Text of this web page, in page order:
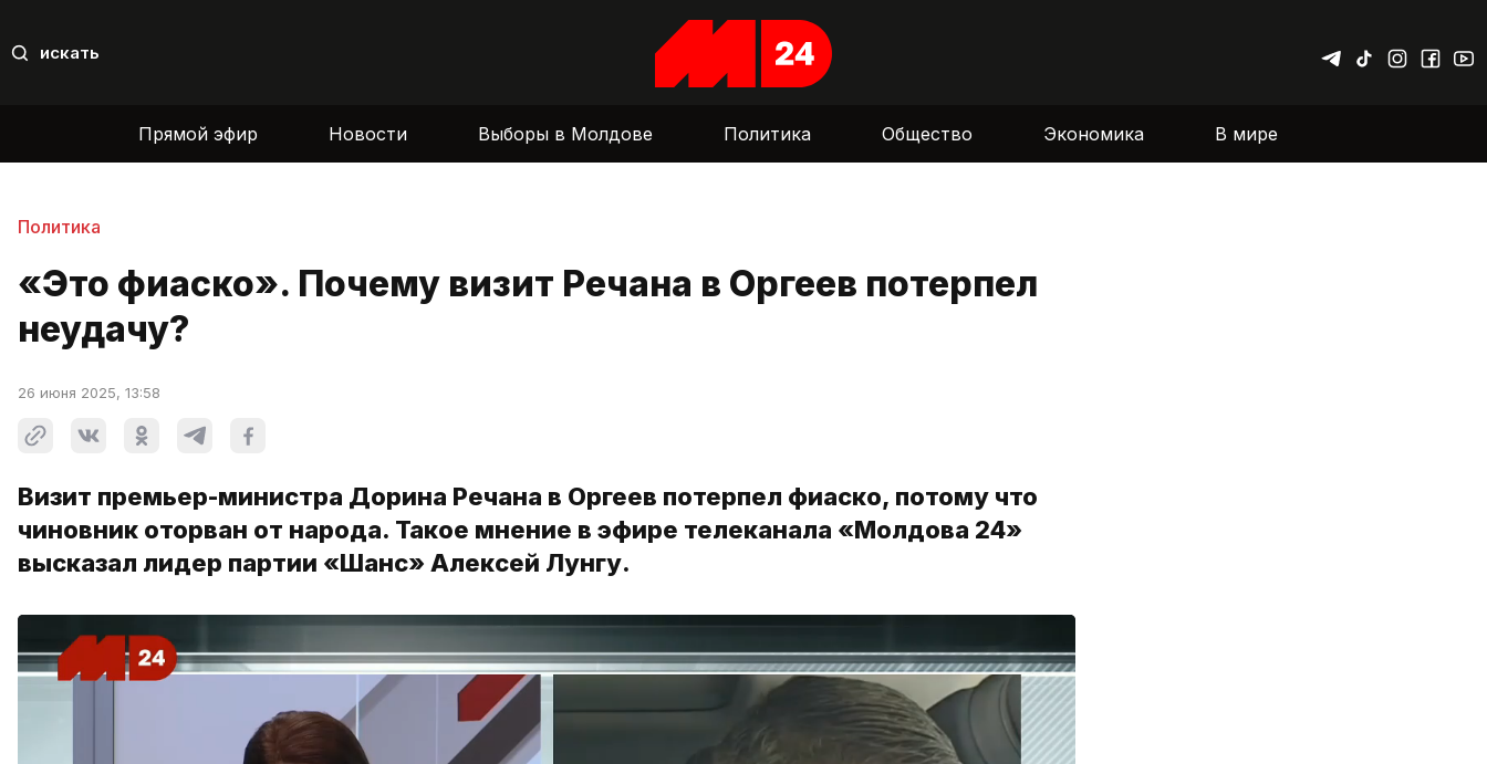
искать
Прямой эфир Новости Выборы в Молдове Политика Общество Экономика В мире
Политика
«Это фиаско». Почему визит Речана в Оргеев потерпел
неудачу?
26 июня 2025, 13:58
Визит премьер-министра Дорина Речана в Оргеев потерпел фиаско, потому что
чиновник оторван от народа. Такое мнение в эфире телеканала «Молдова 24»
высказал лидер партии «Шанс» Алексей Лунгу.